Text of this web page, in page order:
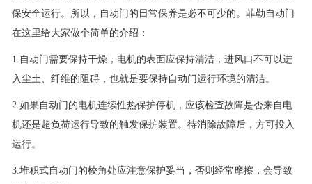
保安全运行。所以，自动门的日常保养是必不可少的。菲勒自动门
在这里给大家做个简单的介绍：
1.自动门需要保持干燥，电机的表面应保持清洁，进风口不可以进
入尘土、纤维的阻碍，也就是要保持自动门运行环境的清洁。
2.如果自动门的电机连续性热保护停机，应该检查故障是否来自电
机还是超负荷运行导致的触发保护装置。待消除故障后，方可投入
运行。
3.堆积式自动门的棱角处应注意保护妥当，否则经常摩擦，会导致